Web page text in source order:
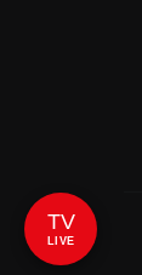
TV
LIVE